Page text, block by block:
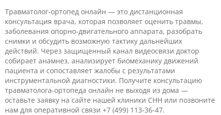
Травматолог-ортопед онлайн — это дистанционная
консультация врача, которая позволяет оценить травмы,
заболевания опорно-двигательного аппарата, разобрать
снимки и обсудить возможную тактику дальнейших
действий. Через защищенный канал видеосвязи доктор
собирает анамнез, анализирует биомеханику движений
пациента и сопоставляет жалобы с результатами
инструментальной диагностики. Получите консультацию
травматолога-ортопеда онлайн не выходя из дома —
оставьте заявку на сайте нашей клиники CHH или позвоните
нам для оперативной связи +7 (499) 113-36-47.